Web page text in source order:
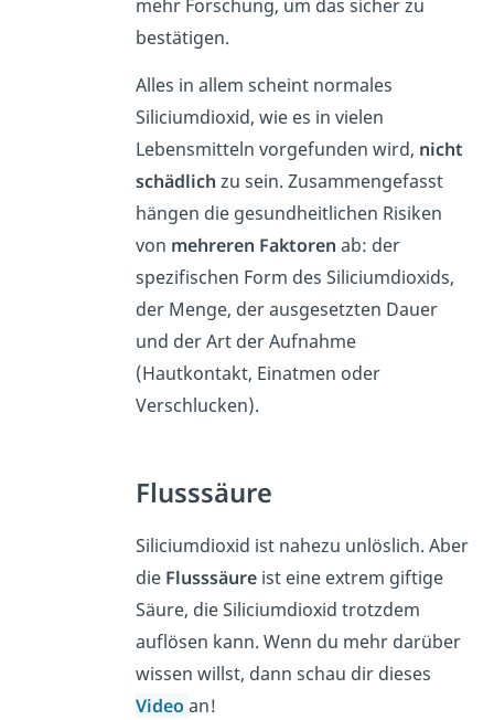
mehr Forschung, um das sicher zu
bestätigen.
Alles in allem scheint normales
Siliciumdioxid, wie es in vielen
Lebensmitteln vorgefunden wird, nicht
schädlich zu sein. Zusammengefasst
hängen die gesundheitlichen Risiken
von mehreren Faktoren ab: der
spezifischen Form des Siliciumdioxids,
der Menge, der ausgesetzten Dauer
und der Art der Aufnahme
(Hautkontakt, Einatmen oder
Verschlucken).
Flusssäure
Siliciumdioxid ist nahezu unlöslich. Aber
die Flusssäureist eine extrem giftige
Säure, die Siliciumdioxid trotzdem
auflösen kann. Wenn du mehr darüber
wissen willst, dann schau dir dieses
Video an!